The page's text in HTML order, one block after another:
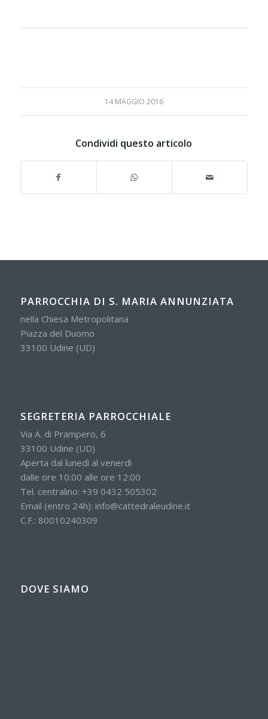
14 MAGGIO 2016
Condividi questo articolo
PARROCCHIA DI S. MARIA ANNUNZIATA
nella Chiesa Metropolitana
Piazza del Duomo
33100 Udine (UD)
SEGRETERIA PARROCCHIALE
Via A. di Prampero, 6
33100 Udine (UD)
Aperta dal lunedì al venerdì
dalle ore 10:00 alle ore 12:00
Tel. centralino: +39 0432 505302
Email (entro 24h): info@cattedraleudine.it
C.F.: 80010240309
DOVE SIAMO